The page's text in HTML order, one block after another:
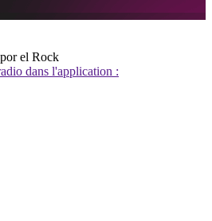
el Rock
dans l'application :